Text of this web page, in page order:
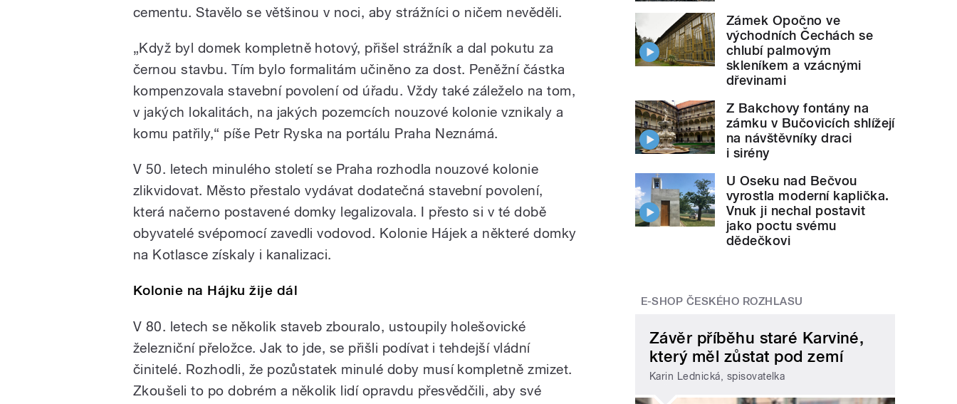
cementu. Stavělo se většinou v noci, aby strážníci o ničem nevěděli.
„Když byl domek kompletně hotový, přišel strážník a dal pokutu za
černou stavbu. Tím bylo formalitám učiněno za dost. Peněžní částka
kompenzovala stavební povolení od úřadu. Vždy také záleželo na tom,
v jakých lokalitách, na jakých pozemcích nouzové kolonie vznikaly a
komu patřily,“ píše Petr Ryska na portálu Praha Neznámá.
V 50. letech minulého století se Praha rozhodla nouzové kolonie
zlikvidovat. Město přestalo vydávat dodatečná stavební povolení,
která načerno postavené domky legalizovala. I přesto si v té době
obyvatelé svépomocí zavedli vodovod. Kolonie Hájek a některé domky
na Kotlasce získaly i kanalizaci.
Kolonie na Hájku žije dál
V 80. letech se několik staveb zbouralo, ustoupily holešovické
železniční přeložce. Jak to jde, se přišli podívat i tehdejší vládní
činitelé. Rozhodli, že pozůstatek minulé doby musí kompletně zmizet.
Zkoušeli to po dobrém a několik lidí opravdu přesvědčili, aby své
Zámek Opočno ve
východních Čechách se
chlubí palmovým
skleníkem a vzácnými
dřevinami
Z Bakchovy fontány na
zámku v Bučovicích shlížejí
na návštěvníky draci
i sirény
U Oseku nad Bečvou
vyrostla moderní kaplička.
Vnuk ji nechal postavit
jako poctu svému
dědečkovi
E-SHOP ČESKÉHO ROZHLASU
Závěr příběhu staré Karviné,
který měl zůstat pod zemí
Karin Lednická, spisovatelka